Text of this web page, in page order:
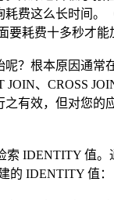
费这么长时间
耗费十多秒才
？根本原因通
、CROSS
有效，但对您的
IDENTITY 值
的 IDENTITY 值：